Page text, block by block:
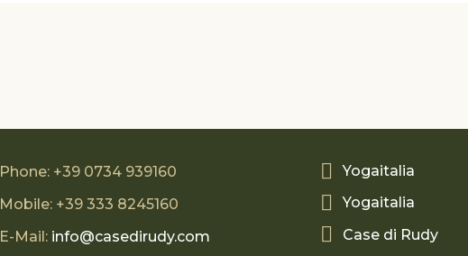
Phone: +39 0734 939160
Mobile: +39 333 8245160
E-Mail: info@casedirudy.com
Yogaitalia
Yogaitalia
Case di Rudy